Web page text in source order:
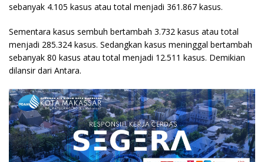
sebanyak 4.105 kasus atau total menjadi 361.867 kasus.
Sementara kasus sembuh bertambah 3.732 kasus atau total
menjadi 285.324 kasus. Sedangkan kasus meninggal bertambah
sebanyak 80 kasus atau total menjadi 12.511 kasus. Demikian
dilansir dari Antara.